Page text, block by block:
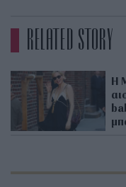
RELATED STORY
Η